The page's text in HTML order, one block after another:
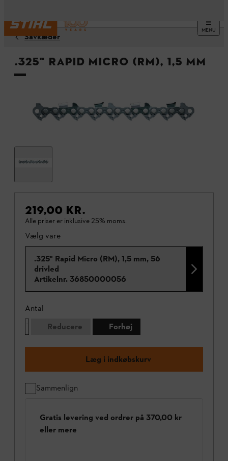
MENU
Savkæder
.325" Rapid Micro (RM), 1,5 mm
219,00 KR.
Alle priser er inklusive 25% moms.
Vælg vare
.325" Rapid Micro (RM), 1,5 mm, 56
drivled
Artikelnr. 36850000056
Antal
Reducere
Forhøj
Læg i indkøbskurv
Sammenlign
Gratis levering ved ordrer på 370,00 kr
eller mere